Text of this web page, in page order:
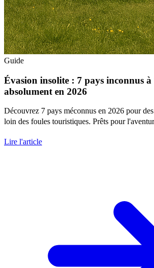
Guide
Évasion insolite : 7 pays inconnus
absolument en 2026
Découvrez 7 pays méconnus en 2026 pour
loin des foules touristiques. Prêts pour
Lire l'article